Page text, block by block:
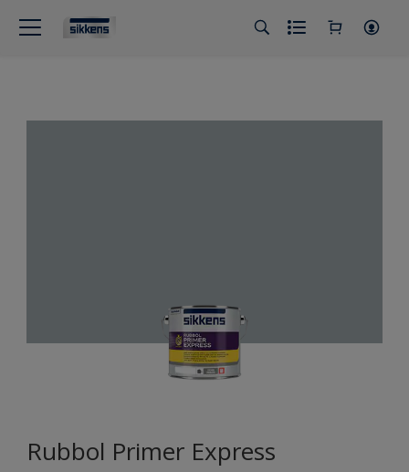
Rubbol Primer Express